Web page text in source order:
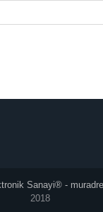
Sanayi® -
2018